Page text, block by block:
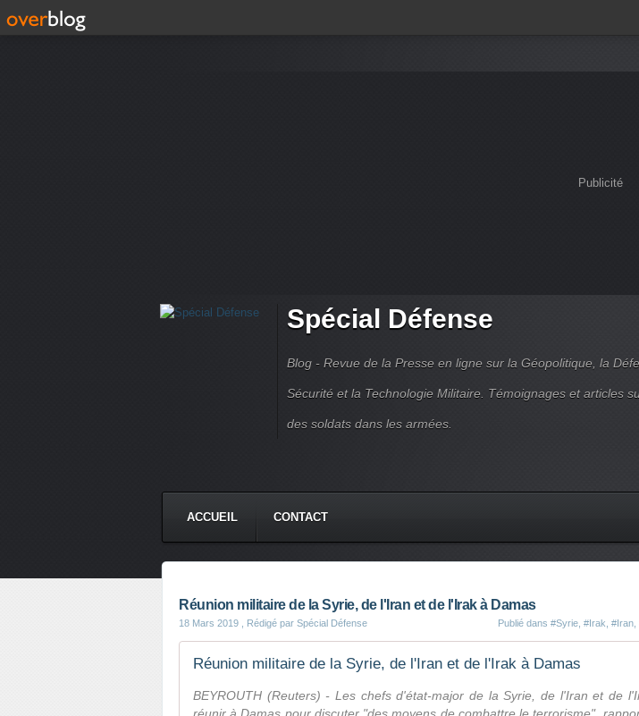
Publicité
Spécial Défense
Blog - Revue de la Presse en ligne sur la Géopolitique, la
Sécurité et la Technologie Militaire. Témoignages et articles
des soldats dans les armées.
ACCUEIL CONTACT
Réunion militaire de la Syrie, de l'Iran et de l'Irak à Damas
18 Mars 2019 , Rédigé par Spécial Défense Publié dans #Syrie #Irak #Iran
Réunion militaire de la Syrie, de l'Iran et de l'Irak à Damas
BEYROUTH (Reuters) - Les chefs d'état-major de la Syrie, de l'Iran et de